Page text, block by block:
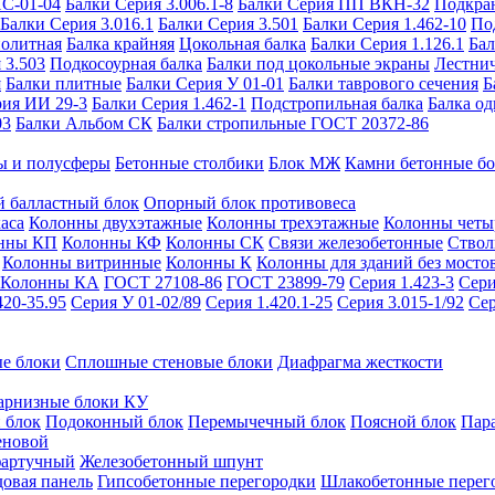
01-04 Балки Серия 3.006.1-8 Балки Серия ПП ВКН-32
Балки Серия 3.016.1 Балки Серия 3.501 Балки Серия 1.462-10
Балка крайняя Цокольная балка Балки Серия 1.126.1
3.503 Подкосоурная балка Балки под цокольные экраны
Балки плитные Балки Серия У 01-01 Балки таврового сечения
ИИ 29-3 Балки Серия 1.462-1 Подстропильная балка Балка
Балки Альбом СК Балки стропильные ГОСТ 20372-86
и полусферы Бетонные столбики Блок МЖ Камни бетонные
балластный блок Опорный блок противовеса
Колонны двухэтажные Колонны трехэтажные Колонны
КП Колонны КФ Колонны СК Связи железобетонные
Колонны витринные Колонны К Колонны для зданий без
Колонны КА ГОСТ 27108-86 ГОСТ 23899-79 Серия 1.423-3
35.95 Серия У 01-02/89 Серия 1.420.1-25 Серия 3.015-1/92
блоки Сплошные стеновые блоки Диафрагма жесткости
блоки КУ
блок Подоконный блок Перемычечный блок Поясной блок
Железобетонный шпунт
панель Гипсобетонные перегородки Шлакобетонные